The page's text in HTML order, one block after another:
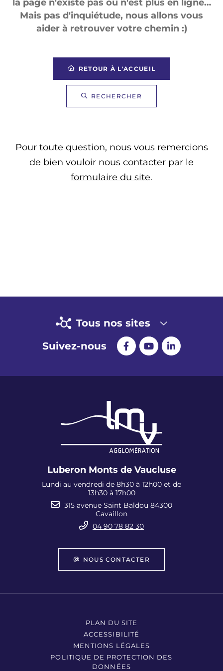
la page n'existe pas ou n'est plus en ligne…
Mais pas d'inquiétude, nous allons vous
aider à retrouver votre chemin :)
RETOUR À L'ACCUEIL
RECHERCHER
Pour toute question, nous vous remercions
de bien vouloir nous contacter par le
formulaire du site.
Tous nos sites
Suivez-nous
Luberon Monts de Vaucluse
Lundi au vendredi de 8h30 à 12h00 et de
13h30 à 17h00
315 avenue Saint Baldou 84300
Cavaillon
04 90 78 82 30
NOUS CONTACTER
PLAN DU SITE
ACCESSIBILITÉ
MENTIONS LÉGALES
POLITIQUE DE PROTECTION DES
DONNÉES